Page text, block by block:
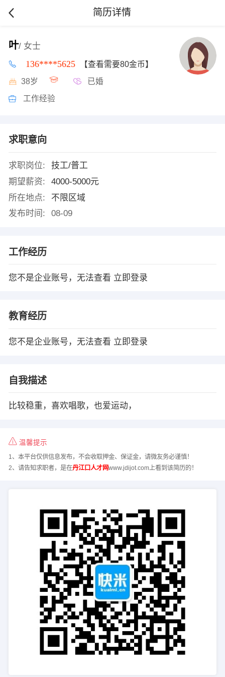
简历详情
叶/ 女士
136****5625 【查看需要80金币】
38岁 已婚
工作经验
求职意向
求职岗位:
技工/普工
期望薪资:
4000-5000元
所在地点:
不限区域
发布时间:
08-09
工作经历
您不是企业账号，无法查看 立即登录
教育经历
您不是企业账号，无法查看 立即登录
自我描述
比较稳重，喜欢唱歌，也爱运动，
温馨提示
1、本平台仅供信息发布，不会收取押金、保证金，请微友务必谨慎！
2、请告知求职者，是在丹江口人才网www.jdijot.com上看到该简历的！